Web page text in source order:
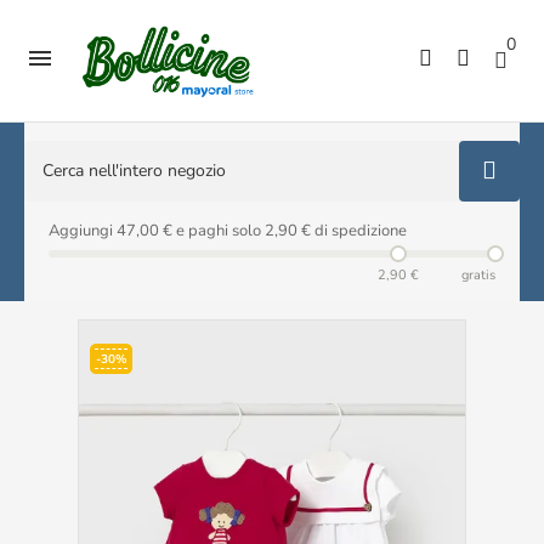
 0
Aggiungi 47,00 € e paghi solo 2,90 € di spedizione
2,90 € gratis
-30%